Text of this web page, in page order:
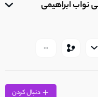
of نواب ابراهیمی